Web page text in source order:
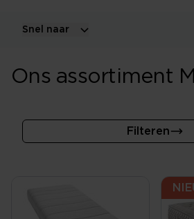
Snel naar
Ons assortiment
Filteren